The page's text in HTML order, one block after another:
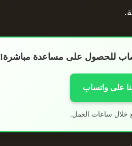
للحصول على مساعدة مباشرة!
على واتساب
خلال ساعات العمل.